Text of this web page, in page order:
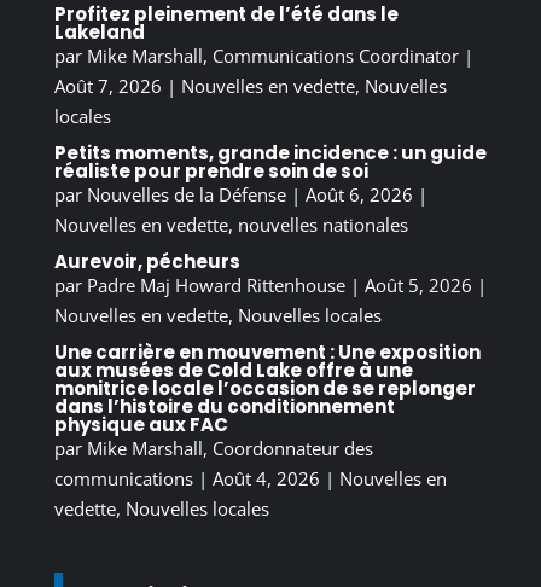
Profitez pleinement de l’été dans le
Lakeland
par Mike Marshall, Communications Coordinator|
Août 7, 2026 | Nouvelles en vedette, Nouvelles
locales
Petits moments, grande incidence : un guide
réaliste pour prendre soin de soi
par Nouvelles de la Défense| Août 6, 2026 |
Nouvelles en vedette, nouvelles nationales
Aurevoir, pécheurs
par Padre Maj Howard Rittenhouse| Août 5, 2026 |
Nouvelles en vedette, Nouvelles locales
Une carrière en mouvement : Une exposition
aux musées de Cold Lake offre à une
monitrice locale l’occasion de se replonger
dans l’histoire du conditionnement
physique aux FAC
par Mike Marshall, Coordonnateur des
communications| Août 4, 2026 | Nouvelles en
vedette, Nouvelles locales